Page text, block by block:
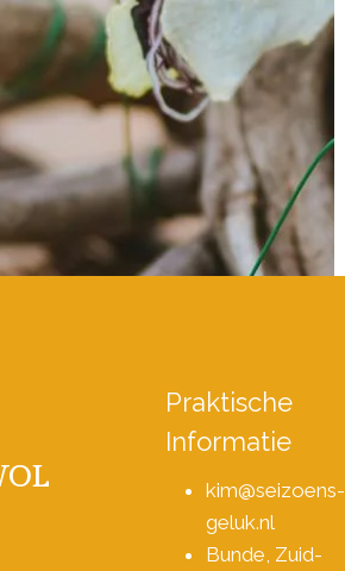
Praktische
Informatie
kim@seizoens-
geluk.nl
Bunde, Zuid-